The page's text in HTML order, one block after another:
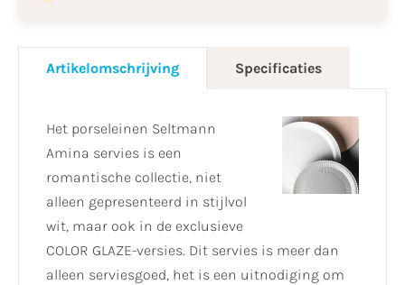
Artikelomschrijving Specificaties
Het porseleinen Seltmann
Amina servies is een
romantische collectie, niet
alleen gepresenteerd in stijlvol
wit, maar ook in de exclusieve
COLOR GLAZE-versies. Dit servies is meer dan
alleen serviesgoed, het is een uitnodiging om